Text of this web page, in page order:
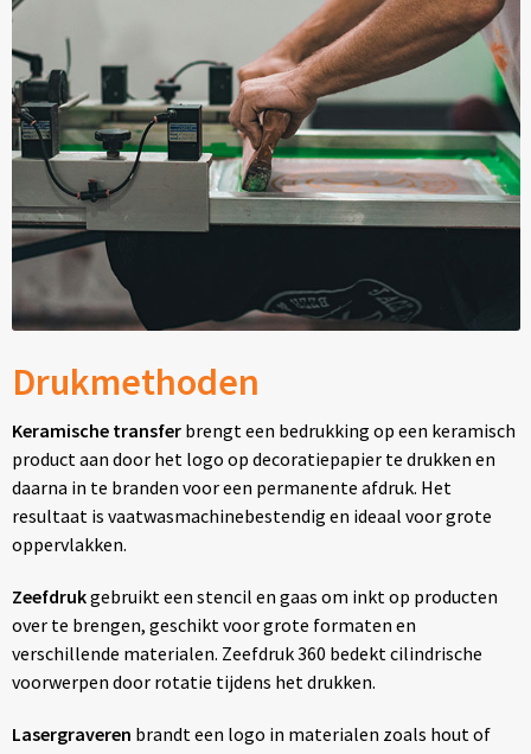
Drukmethoden
Keramische transferbrengt een bedrukking op een keramisch
product aan door het logo op decoratiepapier te drukken en
daarna in te branden voor een permanente afdruk. Het
resultaat is vaatwasmachinebestendig en ideaal voor grote
oppervlakken.
Zeefdrukgebruikt een stencil en gaas om inkt op producten
over te brengen, geschikt voor grote formaten en
verschillende materialen. Zeefdruk 360 bedekt cilindrische
voorwerpen door rotatie tijdens het drukken.
Lasergraveren brandt een logo in materialen zoals hout of